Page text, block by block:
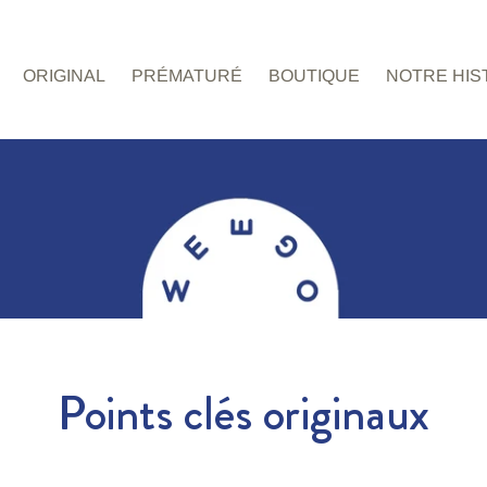
ORIGINAL PRÉMATURÉ BOUTIQUE NOTRE
Points clés originaux